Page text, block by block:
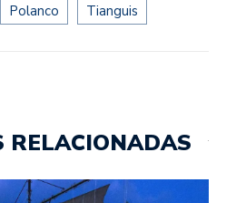
Polanco Tianguis
RELACIONADAS